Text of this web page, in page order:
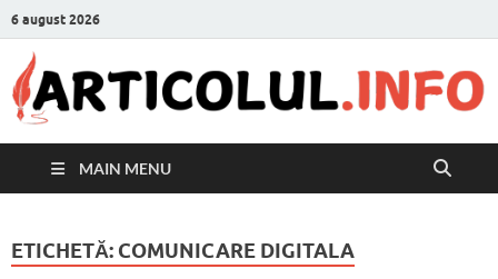
6 august 2026
MAIN MENU
ETICHETĂ: COMUNICARE DIGITALA